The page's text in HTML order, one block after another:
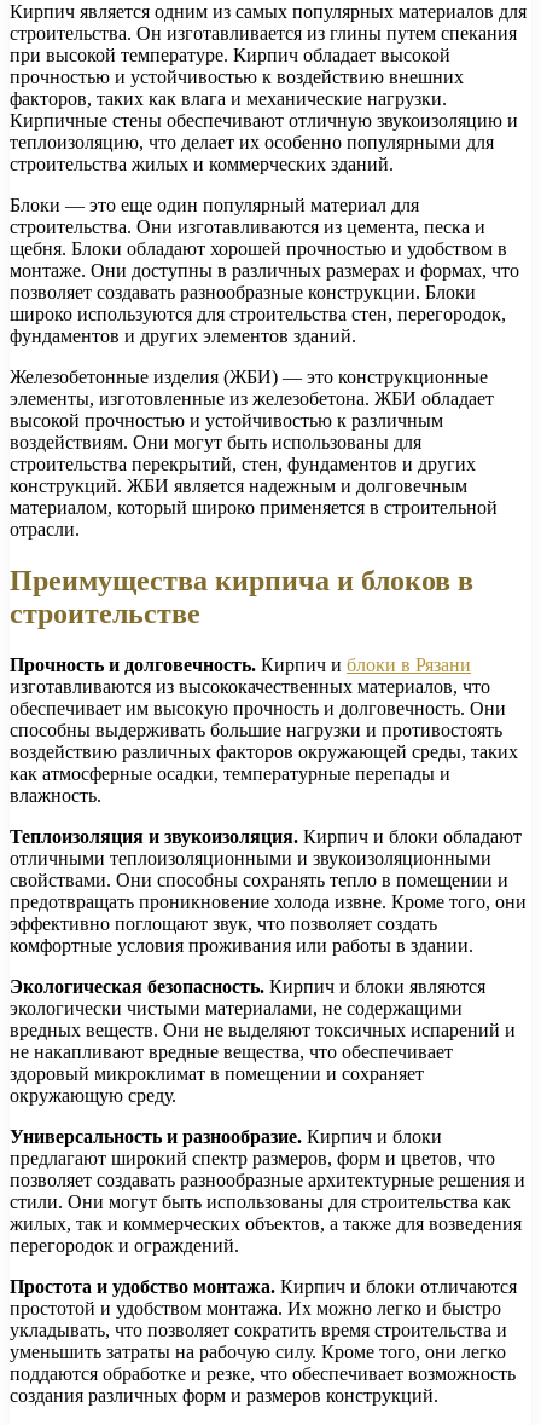
Кирпич является одним из самых популярных материалов для
строительства. Он изготавливается из глины путем спекания
при высокой температуре. Кирпич обладает высокой
прочностью и устойчивостью к воздействию внешних
факторов, таких как влага и механические нагрузки.
Кирпичные стены обеспечивают отличную звукоизоляцию и
теплоизоляцию, что делает их особенно популярными для
строительства жилых и коммерческих зданий.
Блоки — это еще один популярный материал для
строительства. Они изготавливаются из цемента, песка и
щебня. Блоки обладают хорошей прочностью и удобством в
монтаже. Они доступны в различных размерах и формах, что
позволяет создавать разнообразные конструкции. Блоки
широко используются для строительства стен, перегородок,
фундаментов и других элементов зданий.
Железобетонные изделия (ЖБИ) — это конструкционные
элементы, изготовленные из железобетона. ЖБИ обладает
высокой прочностью и устойчивостью к различным
воздействиям. Они могут быть использованы для
строительства перекрытий, стен, фундаментов и других
конструкций. ЖБИ является надежным и долговечным
материалом, который широко применяется в строительной
отрасли.
Преимущества кирпича и блоков в
строительстве
Прочность и долговечность. Кирпич и блоки в Рязани
изготавливаются из высококачественных материалов, что
обеспечивает им высокую прочность и долговечность. Они
способны выдерживать большие нагрузки и противостоять
воздействию различных факторов окружающей среды, таких
как атмосферные осадки, температурные перепады и
влажность.
Теплоизоляция и звукоизоляция. Кирпич и блоки обладают
отличными теплоизоляционными и звукоизоляционными
свойствами. Они способны сохранять тепло в помещении и
предотвращать проникновение холода извне. Кроме того, они
эффективно поглощают звук, что позволяет создать
комфортные условия проживания или работы в здании.
Экологическая безопасность. Кирпич и блоки являются
экологически чистыми материалами, не содержащими
вредных веществ. Они не выделяют токсичных испарений и
не накапливают вредные вещества, что обеспечивает
здоровый микроклимат в помещении и сохраняет
окружающую среду.
Универсальность и разнообразие. Кирпич и блоки
предлагают широкий спектр размеров, форм и цветов, что
позволяет создавать разнообразные архитектурные решения и
стили. Они могут быть использованы для строительства как
жилых, так и коммерческих объектов, а также для возведения
перегородок и ограждений.
Простота и удобство монтажа. Кирпич и блоки отличаются
простотой и удобством монтажа. Их можно легко и быстро
укладывать, что позволяет сократить время строительства и
уменьшить затраты на рабочую силу. Кроме того, они легко
поддаются обработке и резке, что обеспечивает возможность
создания различных форм и размеров конструкций.